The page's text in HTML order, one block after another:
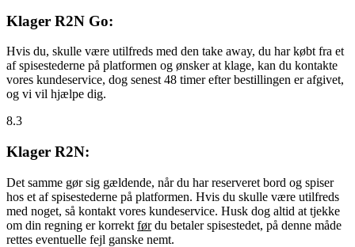
Klager R2N Go:
Hvis du, skulle være utilfreds med den take away, du har købt fra et
af spisestederne på platformen og ønsker at klage, kan du kontakte
vores kundeservice, dog senest 48 timer efter bestillingen er afgivet,
og vi vil hjælpe dig.
8.3
Klager R2N:
Det samme gør sig gældende, når du har reserveret bord og spiser
hos et af spisestederne på platformen. Hvis du skulle være utilfreds
med noget, så kontakt vores kundeservice. Husk dog altid at tjekke
om din regning er korrekt førdu betaler spisestedet, på denne måde
rettes eventuelle fejl ganske nemt.